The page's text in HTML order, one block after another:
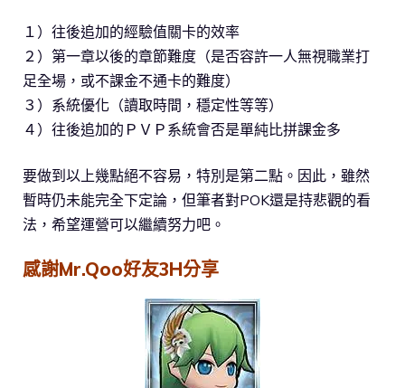
１）往後追加的經驗值關卡的效率
２）第一章以後的章節難度（是否容許一人無視職業打
足全場，或不課金不通卡的難度）
３）系統優化（讀取時間，穩定性等等）
４）往後追加的ＰＶＰ系統會否是單純比拼課金多
要做到以上幾點絕不容易，特別是第二點。因此，雖然
暫時仍未能完全下定論，但筆者對POK還是持悲觀的看
法，希望運營可以繼續努力吧。
感謝Mr.Qoo好友3H分享